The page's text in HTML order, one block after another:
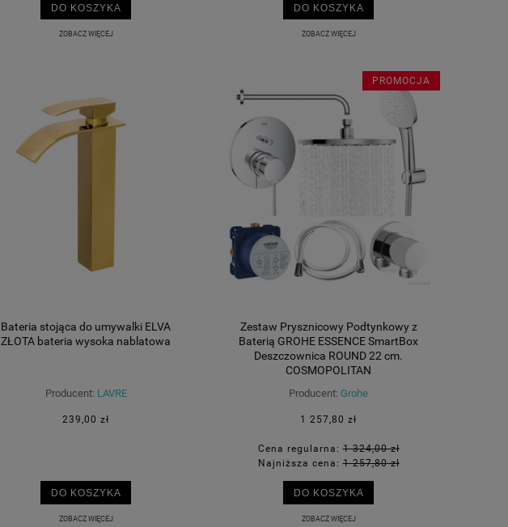
DO KOSZYKA
ZOBACZ WIĘCEJ
DO KOSZYKA
ZOBACZ WIĘCEJ
Bateria stojąca do umywalki ELVA
ZŁOTA bateria wysoka nablatowa
Producent: LAVRE
239,00 zł
DO KOSZYKA
ZOBACZ WIĘCEJ
Zestaw Prysznicowy Podtynkowy z
Baterią GROHE ESSENCE SmartBox
Deszczownica ROUND 22 cm.
COSMOPOLITAN
Producent: Grohe
1 257,80 zł
Cena regularna:1 324,00 zł
Najniższa cena:1 257,80 zł
DO KOSZYKA
ZOBACZ WIĘCEJ
PROMOCJA